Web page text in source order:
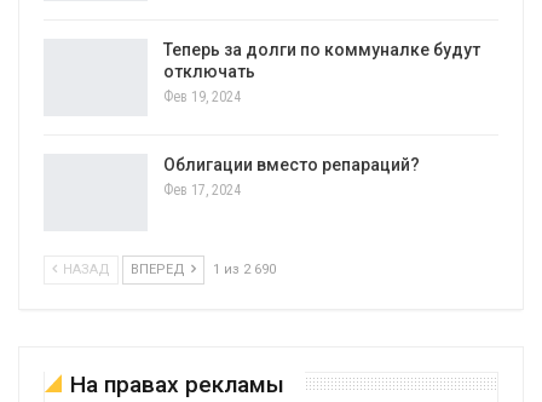
Теперь за долги по коммуналке будут
отключать
Фев 19, 2024
Облигации вместо репараций?
Фев 17, 2024
НАЗАД ВПЕРЕД 1 из 2 690
На правах рекламы